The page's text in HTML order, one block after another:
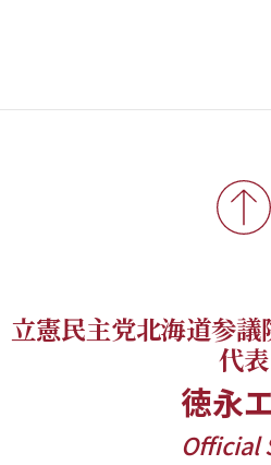
立憲民主党北海道参
代表
徳永
Official